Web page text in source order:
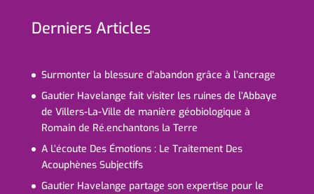
Derniers Articles
Surmonter la blessure d’abandon grâce à l’ancrage
Gautier Havelange fait visiter les ruines de l’Abbaye
de Villers-La-Ville de manière géobiologique à
Romain de Ré.enchantons la Terre
A L’écoute Des Émotions : Le Traitement Des
Acouphènes Subjectifs
Gautier Havelange partage son expertise pour le